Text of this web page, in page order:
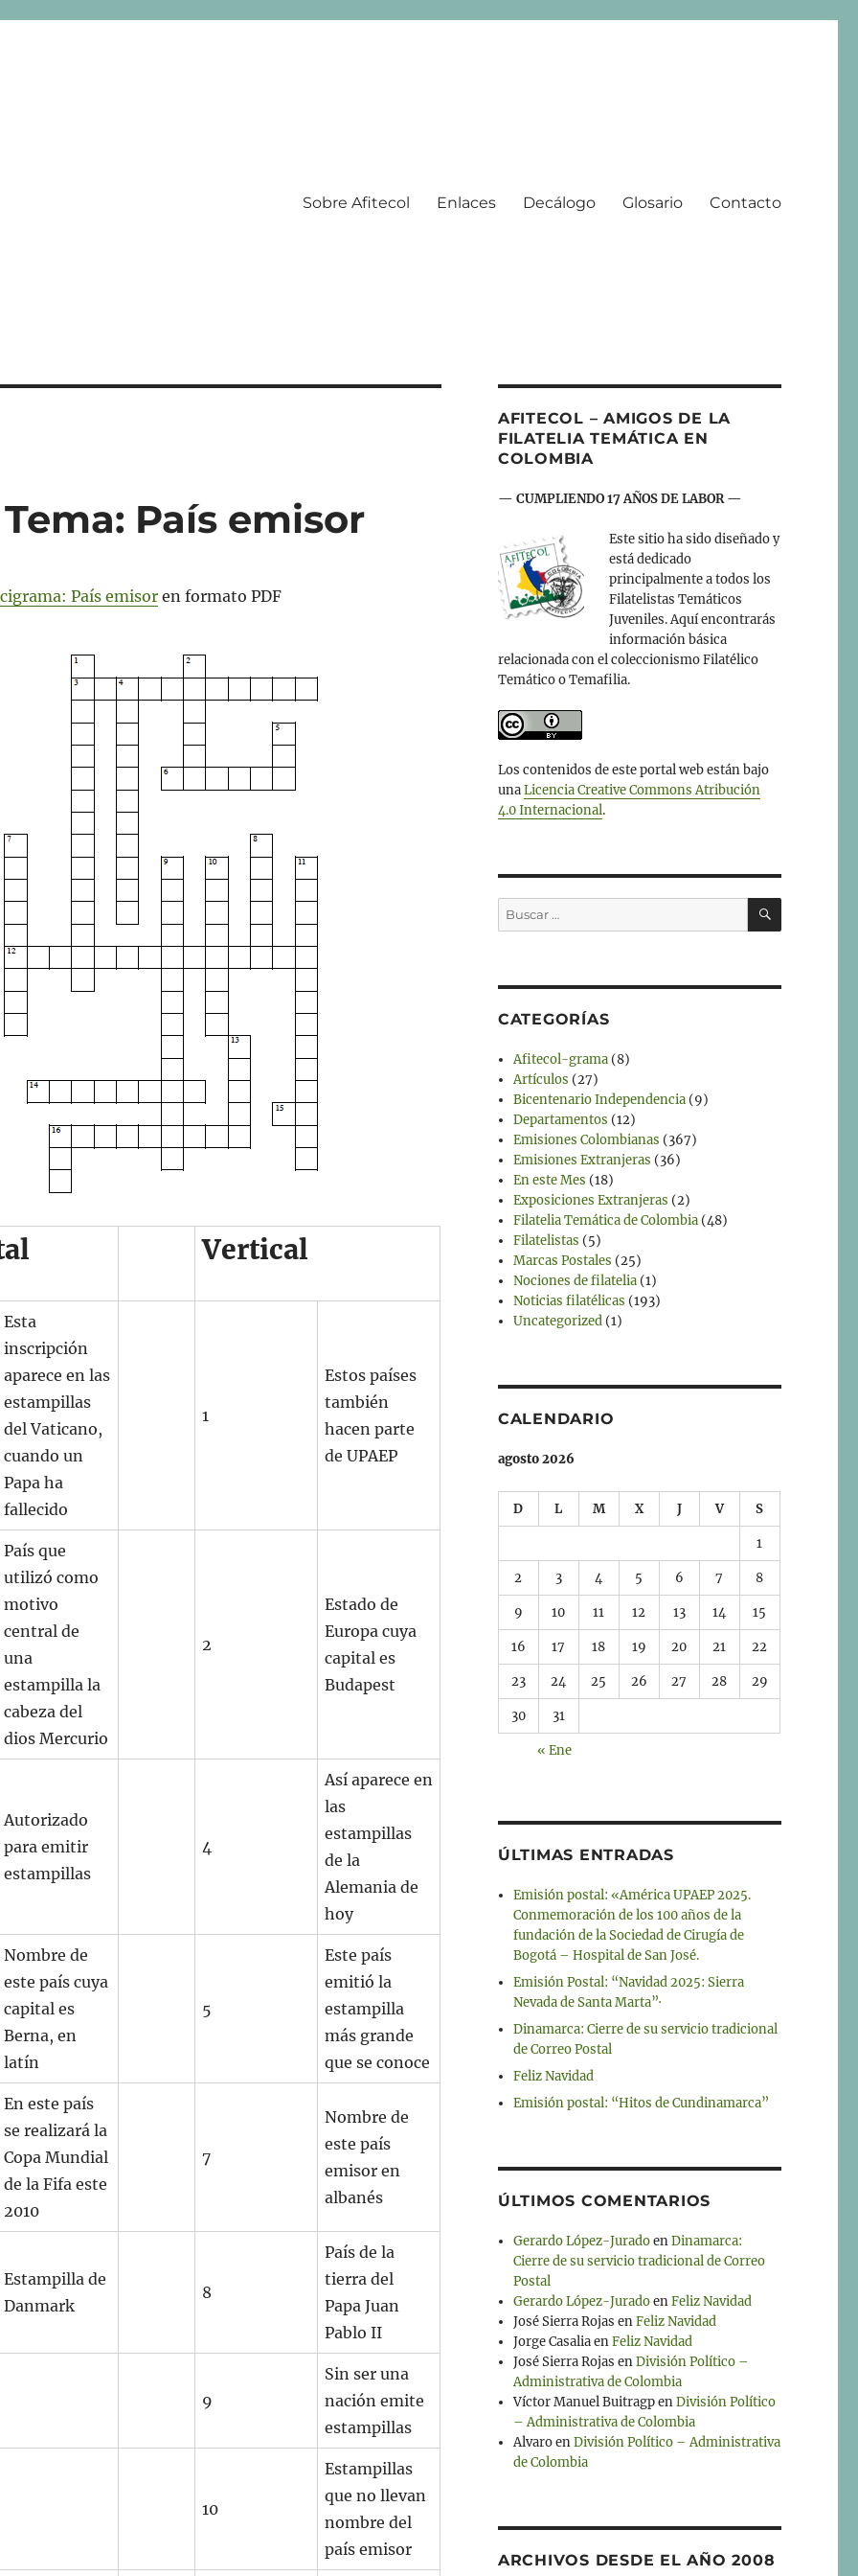
Sobre Afitecol Enlaces Decálogo Glosario Contacto
País emisor
País emisoren formato PDF
Vertical
Esta
inscripción
aparece en las
estampillas
del Vaticano,
cuando un
Papa ha
fallecido
1
Estos países
también
hacen parte
de UPAEP
País que
utilizó como
motivo
central de
una
estampilla la
cabeza del
dios Mercurio
2
Estado de
Europa cuya
capital es
Budapest
Autorizado
para emitir
estampillas
4
Así aparece en
las
estampillas
de la
Alemania de
hoy
Nombre de
este país cuya
capital es
Berna, en
latín
5
Este país
emitió la
estampilla
más grande
que se conoce
En este país
se realizará la
Copa Mundial
de la Fifa este
2010
7
Nombre de
este país
emisor en
albanés
Estampilla de
Danmark
8
País de la
tierra del
Papa Juan
Pablo II
9
Sin ser una
nación emite
estampillas
10
Estampillas
que no llevan
nombre del
país emisor
AFITECOL – AMIGOS DE LA
FILATELIA TEMÁTICA EN
COLOMBIA
— CUMPLIENDO 17 AÑOS DE LABOR —
Este sitio ha sido diseñado y
está dedicado
principalmente a todos los
Filatelistas Temáticos
Juveniles. Aquí encontrarás
información básica
relacionada con el coleccionismo Filatélico
Temático o Temafilia.
Los contenidos de este portal web están bajo
unaLicencia Creative Commons Atribución
4.0 Internacional.
Buscar
por:
BUSCAR
CATEGORÍAS
Afitecol-grama (8)
Artículos (27)
Bicentenario Independencia (9)
Departamentos (12)
Emisiones Colombianas (367)
Emisiones Extranjeras (36)
En este Mes (18)
Exposiciones Extranjeras (2)
Filatelia Temática de Colombia (48)
Filatelistas (5)
Marcas Postales (25)
Nociones de filatelia (1)
Noticias filatélicas (193)
Uncategorized (1)
CALENDARIO
agosto 2026
D L M X J V S
1
2 3 4 5 6 7 8
9 10 11 12 13 14 15
16 17 18 19 20 21 22
23 24 25 26 27 28 29
30 31
« Ene
ÚLTIMAS ENTRADAS
Emisión postal: «América UPAEP 2025.
Conmemoración de los 100 años de la
fundación de la Sociedad de Cirugía de
Bogotá – Hospital de San José.
Emisión Postal: “Navidad 2025: Sierra
Nevada de Santa Marta”·
Dinamarca: Cierre de su servicio tradicional
de Correo Postal
Feliz Navidad
Emisión postal: “Hitos de Cundinamarca”
ÚLTIMOS COMENTARIOS
Gerardo López-JuradoenDinamarca:
Cierre de su servicio tradicional de Correo
Postal
Gerardo López-JuradoenFeliz Navidad
José Sierra Rojas enFeliz Navidad
Jorge CasaliaenFeliz Navidad
José Sierra Rojas enDivisión Político –
Administrativa de Colombia
Víctor Manuel BuitragpenDivisión Político
– Administrativa de Colombia
AlvaroenDivisión Político – Administrativa
de Colombia
ARCHIVOS DESDE EL AÑO 2008